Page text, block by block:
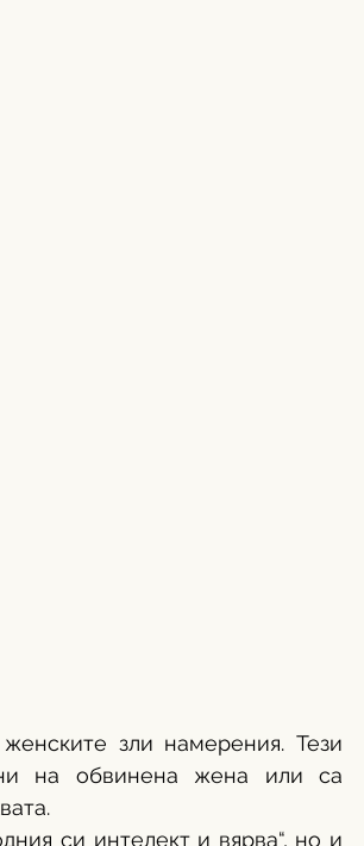
зли намерения. Тези
на обвинена жена или са
си интелект и вярва“, но и